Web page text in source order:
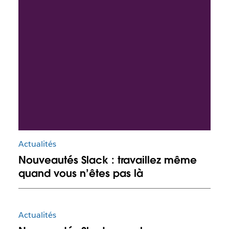
Actualités
Nouveautés Slack : travaillez même
quand vous n’êtes pas là
Actualités